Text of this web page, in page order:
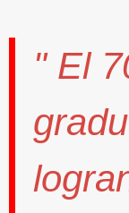
" El